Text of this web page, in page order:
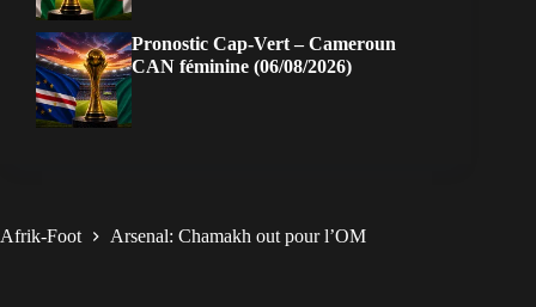
Pronostic Cap-Vert – Cameroun
CAN féminine (06/08/2026)
Afrik-Foot Arsenal: Chamakh out pour l’OM